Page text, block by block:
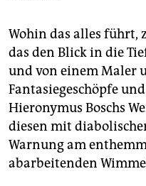
Wohin das alles führt,
das den Blick in die
und von einem Maler
Fantasiegeschöpfe
Hieronymus Boschs
diesen mit
Warnung am
abarbeitenden